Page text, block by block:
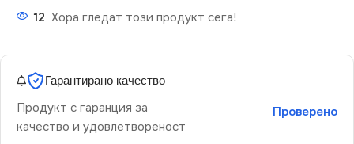
12 Хора гледат този продукт сега!
Гарантирано качество
Продукт с гаранция за
качество и удовлетвореност
Проверено